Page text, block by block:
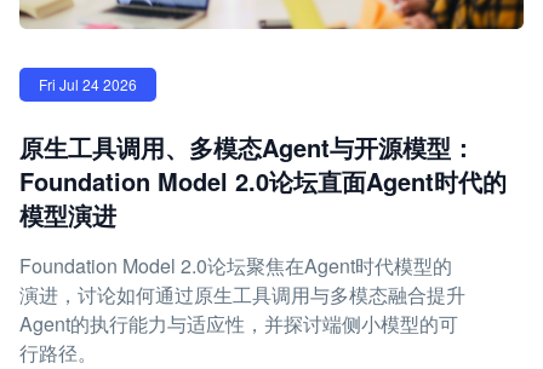
Fri Jul 24 2026
原生工具调用、多模态Agent与开源模型：
Foundation Model 2.0论坛直面Agent时代的
模型演进
Foundation Model 2.0论坛聚焦在Agent时代模型的
演进，讨论如何通过原生工具调用与多模态融合提升
Agent的执行能力与适应性，并探讨端侧小模型的可
行路径。